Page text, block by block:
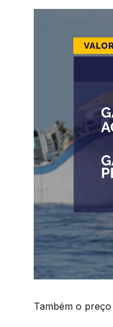
Também o